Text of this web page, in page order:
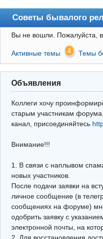
Советы бывалого
Форум
Правила
Поиск
Регистрация
Архив
Почта
Поиск релейщика
Видео РЗиА
Фотохостинг
Телеграм
Вы не вошли. Пожалуйста,
Активные темы 4 Темы
Объявления
Коллеги хочу
старым участникам
канал, присоединяйтесь
Внимание!!!
1. В связи с наплывом
новых участников.
После подачи заявки на
личное сообщение (в
сообщениях на форуме)
одобрить заявку с
электронной почты, на